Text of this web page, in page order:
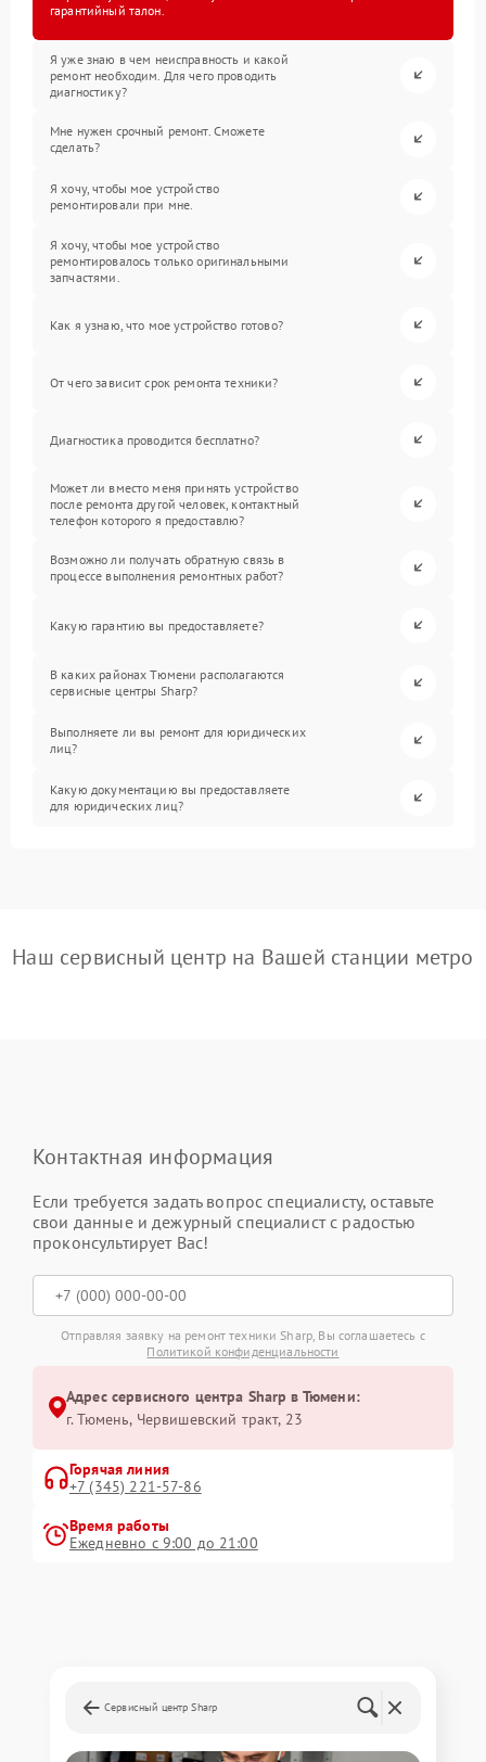
гарантийный талон.
Я уже знаю в чем неисправность и какой
ремонт необходим. Для чего проводить
диагностику?
Мне нужен срочный ремонт. Сможете
сделать?
Я хочу, чтобы мое устройство
ремонтировали при мне.
Я хочу, чтобы мое устройство
ремонтировалось только оригинальными
запчастями.
Как я узнаю, что мое устройство готово?
От чего зависит срок ремонта техники?
Диагностика проводится бесплатно?
Может ли вместо меня принять устройство
после ремонта другой человек, контактный
телефон которого я предоставлю?
Возможно ли получать обратную связь в
процессе выполнения ремонтных работ?
Какую гарантию вы предоставляете?
В каких районах Тюмени располагаются
сервисные центры Sharp?
Выполняете ли вы ремонт для юридических
лиц?
Какую документацию вы предоставляете
для юридических лиц?
Наш сервисный центр на Вашей станции метро
Контактная информация
Если требуется задать вопрос специалисту, оставьте
свои данные и дежурный специалист с радостью
проконсультирует Вас!
Отправляя заявку на ремонт техники Sharp, Вы соглашаетесь с
Политикой конфиденциальности
Адрес сервисного центра Sharp в Тюмени:
г. Тюмень, ​Червишевский тракт, 23
Горячая линия
+7 (345) 221-57-86
Время работы
Ежедневно с 9:00 до 21:00
Сервисный центр Sharp